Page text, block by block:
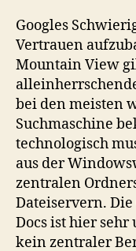
Googles
Vertrauen
Mountain View
bei den meisten
Suchmaschine
technologisch
aus der
zentralen
Dateiservern.
Docs ist hier sehr
kein zentraler